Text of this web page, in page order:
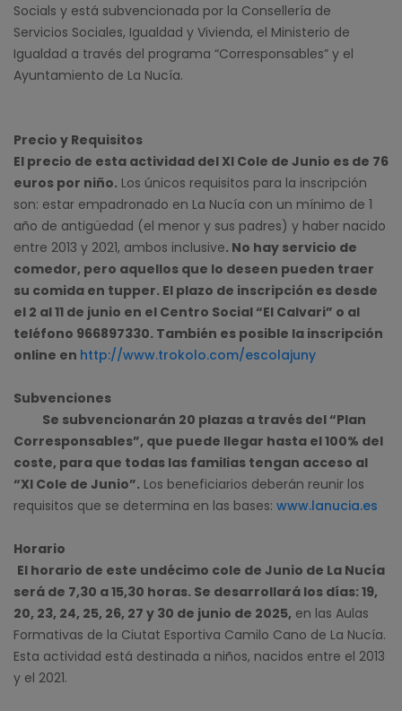
Socials y está subvencionada por la Consellería de
Servicios Sociales, Igualdad y Vivienda, el Ministerio de
Igualdad a través del programa “Corresponsables” y el
Ayuntamiento de La Nucía.
Precio y Requisitos
El precio de esta actividad del XI Cole de Junio es de 76
euros por niño. Los únicos requisitos para la inscripción
son: estar empadronado en La Nucía con un mínimo de 1
año de antigüedad (el menor y sus padres) y haber nacido
entre 2013 y 2021, ambos inclusive. No hay servicio de
comedor, pero aquellos que lo deseen pueden traer
su comida en tupper. El plazo de inscripción es desde
el 2 al 11 de junio en el Centro Social “El Calvari” o al
teléfono 966897330. También es posible la inscripción
online en http://www.trokolo.com/escolajuny
Subvenciones
Se subvencionarán 20 plazas a través del “Plan
Corresponsables”, que puede llegar hasta el 100% del
coste, para que todas las familias tengan acceso al
“XI Cole de Junio”. Los beneficiarios deberán reunir los
requisitos que se determina en las bases: www.lanucia.es
Horario
El horario de este undécimo cole de Junio de La Nucía
será de 7,30 a 15,30 horas. Se desarrollará los días: 19,
20, 23, 24, 25, 26, 27 y 30 de junio de 2025, en las Aulas
Formativas de la Ciutat Esportiva Camilo Cano de La Nucía.
Esta actividad está destinada a niños, nacidos entre el 2013
y el 2021.